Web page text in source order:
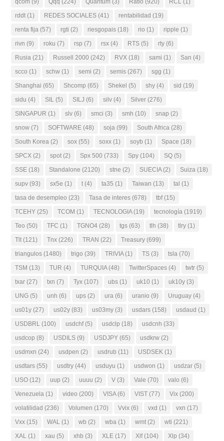
rddt (1) REDES SOCIALES (41) rentabilidad (19)
renta fija (57) rgti (2) riesgopais (18) rio (1) ripple (1)
rivn (9) roku (7) rsp (7) rsx (4) RTS (5) rty (6)
Rusia (21) Russell 2000 (242) RVX (18) sami (1) San (4)
scco (1) schw (1) semi (2) semis (267) sgg (1)
Shanghai (65) Shcomp (65) Shekel (5) shy (4) sid (19)
sidu (4) SIL (5) SILJ (6) silv (4) Silver (276)
SINGAPUR (1) slv (6) smci (3) smh (10) snap (2)
snow (7) SOFTWARE (48) soja (99) South Africa (28)
South Korea (2) sox (55) soxx (1) soyb (1) Space (18)
SPCX (2) spot (2) Spx 500 (733) Spy (104) SQ (5)
SSE (18) Standalone (2120) stne (2) SUECIA(2) Suiza (18)
supv (93) sx5e (1) t (4) ta35 (1) Taiwan (13) tal (1)
tasa de desempleo (23) Tasa de interes (678) tbf(15)
TCEHY (25) TCOM (1) TECNOLOGIA(19) tecnología (1919)
Teo (50) TFC (1) TGNO4 (28) tgs (63) tlh (38) tlry (1)
Tlt (121) Tnx (226) TRAN (22) Treasury (699)
triangulos (1480) trigo (39) TRIVIA(1) TS (3) tsla (70)
TSM (13) TUR (4) TURQUIA(48) TwitterSpaces (4) twtr (5)
txar (27) txn (7) Tyx (107) ubs (1) uk10 (1) uk10y (3)
UNG (5) unh (6) ups (2) ura (6) uranio (9) Uruguay (4)
us01y (27) us02y (83) us03my (3) usdars (158) usdaud (1)
USDBRL (100) usdchf(5) usdclp (18) usdcnh (33)
usdcop (8) USDILS (9) USDJPY (65) usdkrw (2)
usdmxn (24) usdpen (2) usdrub (11) USDSEK (1)
usdtars (55) usdtry (44) usduyu (1) usdwon (1) usdzar (5)
USO (12) uup (2) uuuu (2) V (3) Vale (70) valo (6)
Venezuela (1) video (200) VISA(6) VIST (77) Vix (200)
volatilidad (236) Volumen (170) Vvix (6) vxd (1) vxn (17)
Vxx (15) WAL (1) wb (2) wba (1) wmt (2) wti (221)
XAL (1) xau (5) xhb (3) XLE (17) Xlf(104) Xlp (34)